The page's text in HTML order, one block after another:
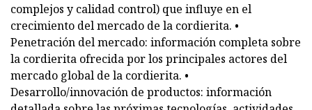
complejos y calidad control) que influye en el
crecimiento del mercado de la cordierita. •
Penetración del mercado: información completa sobre
la cordierita ofrecida por los principales actores del
mercado global de la cordierita. •
Desarrollo/innovación de productos: información